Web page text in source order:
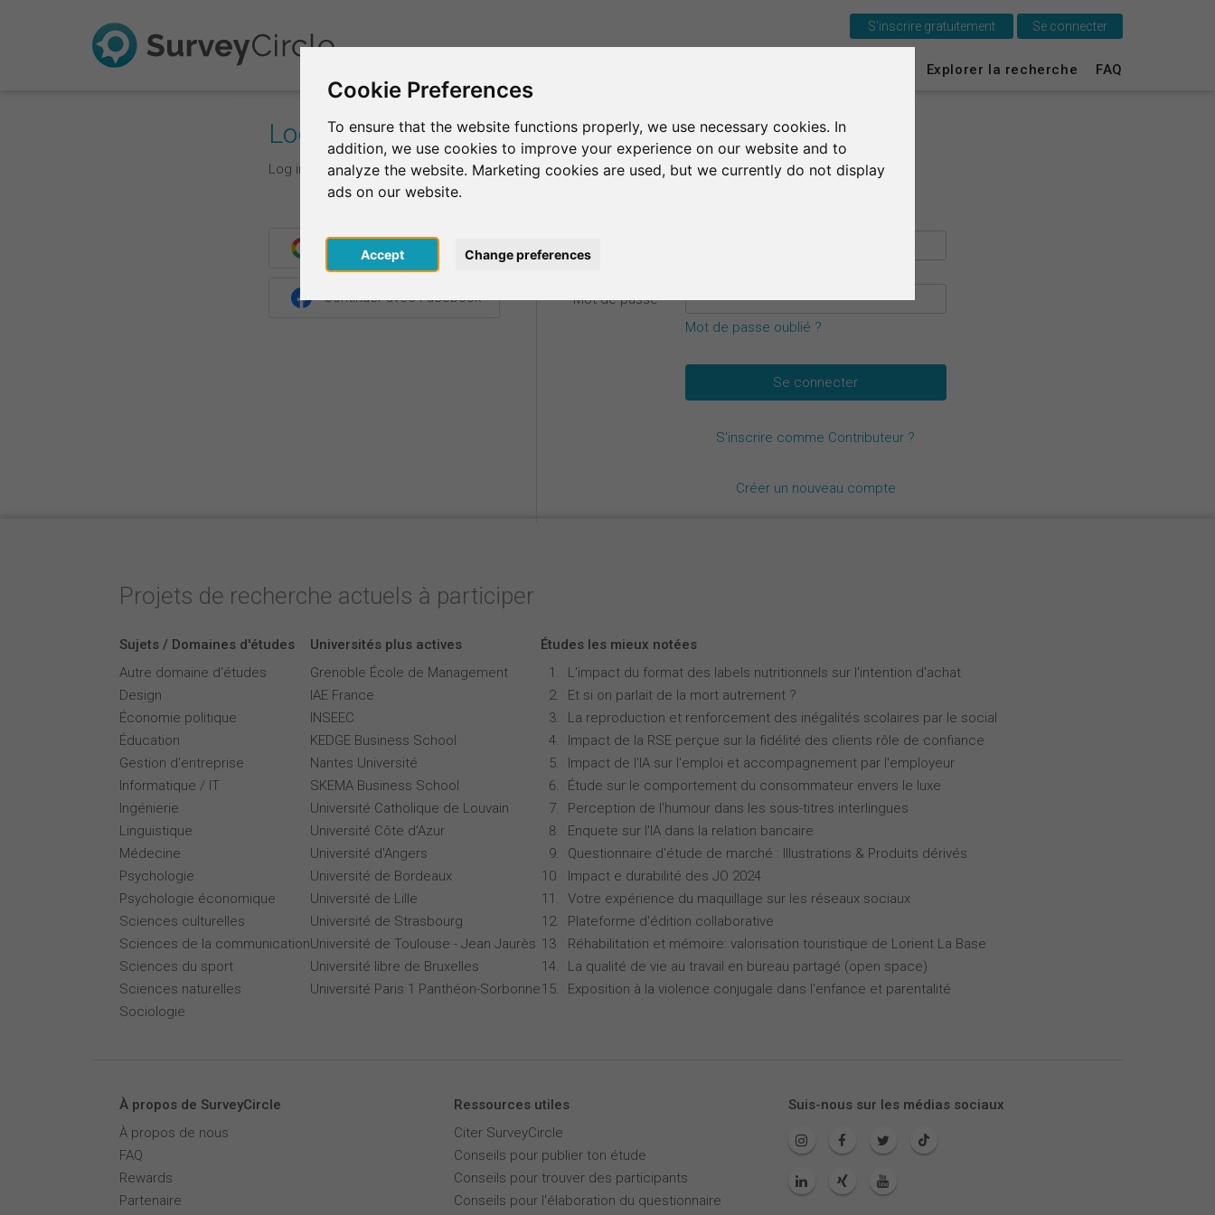
Cookie Preferences
To ensure that the website functions properly, we use necessary cookies. In
addition, we use cookies to improve your experience on our website and to
analyze the website. Marketing cookies are used, but we currently do not display
ads on our website.
Accept Change preferences
Explorer la recherche FAQ
S'inscrire gratuitement Se connecter
Log In
Log in with your login details.
Continuer avec Google
Continuer avec Facebook Mot de passe*
Mot de passe oublié ?
S'inscrire comme Contributeur ?
Créer un nouveau compte
Projets de recherche actuels à participer
Sujets / Domaines d'études
Autre domaine d'études
Design
Économie politique
Éducation
Gestion d'entreprise
Informatique / IT
Ingénierie
Linguistique
Médecine
Psychologie
Psychologie économique
Sciences culturelles
Sciences de la communication
Sciences du sport
Sciences naturelles
Sociologie
Universités plus actives
Grenoble École de Management
IAE France
INSEEC
KEDGE Business School
Nantes Université
SKEMA Business School
Université Catholique de Louvain
Université Côte d'Azur
Université d'Angers
Université de Bordeaux
Université de Lille
Université de Strasbourg
Université de Toulouse - Jean Jaurès
Université libre de Bruxelles
Université Paris 1 Panthéon-Sorbonne
Études les mieux notées
L'impact du format des labels nutritionnels sur l'intention d'achat
Et si on parlait de la mort autrement ?
La reproduction et renforcement des inégalités scolaires par le social
Impact de la RSE perçue sur la fidélité des clients rôle de confiance
Impact de l'IA sur l'emploi et accompagnement par l'employeur
Étude sur le comportement du consommateur envers le luxe
Perception de l'humour dans les sous-titres interlingues
Enquete sur l'IA dans la relation bancaire
Questionnaire d'étude de marché : Illustrations & Produits dérivés
Impact e durabilité des JO 2024
Votre expérience du maquillage sur les réseaux sociaux
Plateforme d'édition collaborative
Réhabilitation et mémoire: valorisation touristique de Lorient La Base
La qualité de vie au travail en bureau partagé (open space)
Exposition à la violence conjugale dans l'enfance et parentalité
À propos de SurveyCircle
À propos de nous
FAQ
Rewards
Partenaire
Ressources utiles
Citer SurveyCircle
Conseils pour publier ton étude
Conseils pour trouver des participants
Conseils pour l'élaboration du questionnaire
Suis-nous sur les médias sociaux